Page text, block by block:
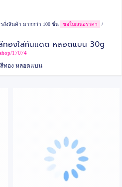
สั่งสินค้า มากกว่า 100 ชิ้น ขอใบเสนอราคา
/
องใส่กันแดด หลอดแบน 30g
17074
ทอง หลอดแบน